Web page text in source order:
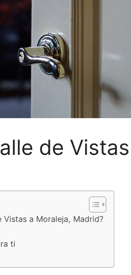
de
Vistas a Moraleja, Madrid?
ti